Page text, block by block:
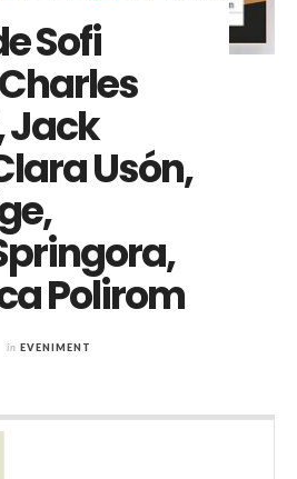
Sofi
Jack
Usón,
Polirom
în EVENIMENT